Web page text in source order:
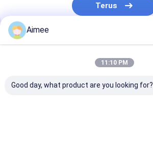
Peredam Bantalan Logam
Kain Rajutan Mesh
Tembaga Rajutan Mesh
Terus
Kategori Kami
Aimee
11:10 PM
Good day, what product are you looking for?